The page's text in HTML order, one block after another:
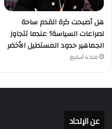
هل أصبحت كرة القدم ساحة
لصراعات السياسة؟ عندما تتجاوز
الجماهير حدود المستطيل الأخضر
منذ 4 أسابيع
عن الإتحاد